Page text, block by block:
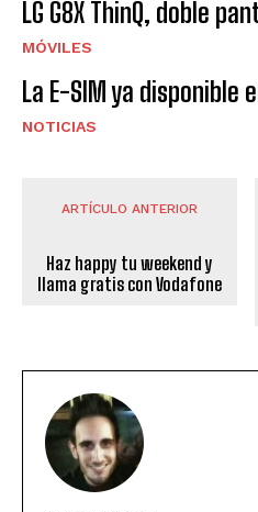
LG G8X ThinQ, doble
MÓVILES
La E-SIM ya disponible
NOTICIAS
ARTÍCULO ANTERIOR
Haz happy tu weekend y
llama gratis con Vodafone